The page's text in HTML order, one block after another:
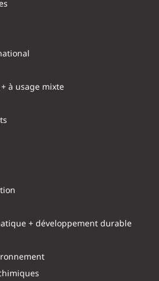
à usage mixte
+ développement durable